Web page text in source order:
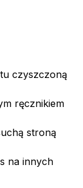
czyszczoną
ręcznikiem
stroną
na innych